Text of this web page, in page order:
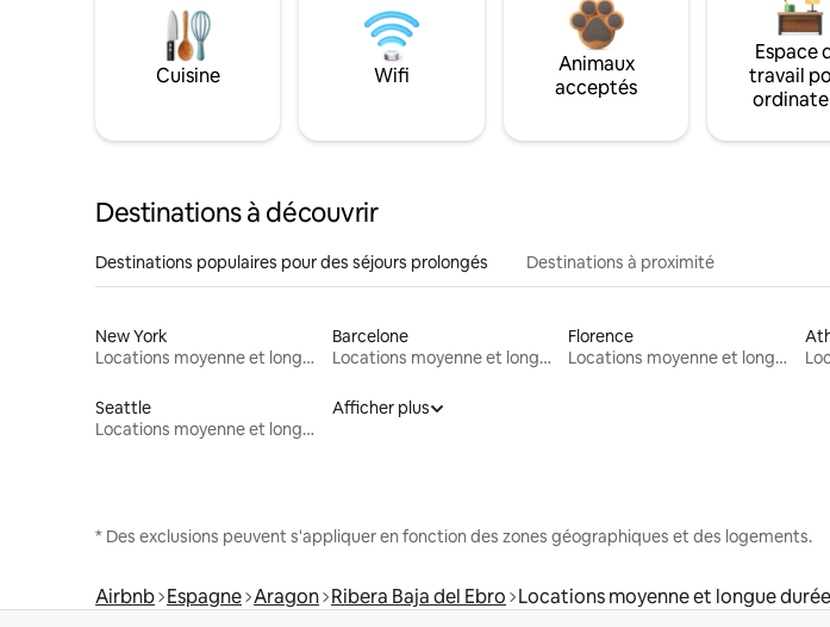
Cuisine Wifi
Animaux
acceptés
Espace
travail
Destinations à découvrir
Destinations populaires pour des séjours prolongés Destinations à proximité
New York
Locations moyenne et longue durée
Barcelone
Locations moyenne et longue durée
Florence
Locations moyenne et longue durée
Seattle
Locations moyenne et longue durée
Afficher plus
* Des exclusions peuvent s'appliquer en fonction des zones géographiques et des logements.
Airbnb Espagne Aragon Ribera Baja del Ebro Locations moyenne et longue durée